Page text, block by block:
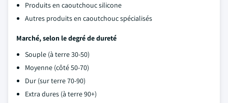
Produits en caoutchouc silicone
Autres produits en caoutchouc spécialisés
Marché, selon le degré de dureté
Souple (à terre 30-50)
Moyenne (côté 50-70)
Dur (sur terre 70-90)
Extra dures (à terre 90+)